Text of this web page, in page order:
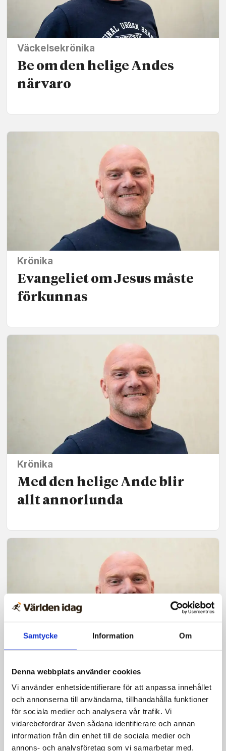
Samtycke Information Om
Denna webbplats använder cookies
Vi använder enhetsidentifierare för att anpassa innehållet
och annonserna till användarna, tillhandahålla funktioner
för sociala medier och analysera vår trafik. Vi
vidarebefordrar även sådana identifierare och annan
information från din enhet till de sociala medier och
annons- och analysföretag som vi samarbetar med.
Väckelsekrönika
Be om den helige Andes
närvaro
Krönika
Evangeliet om Jesus måste
förkunnas
Krönika
Med den helige Ande blir
allt annorlunda
Krönika
Vi får den helige Ande för att
vandra och verka i Guds
kraft